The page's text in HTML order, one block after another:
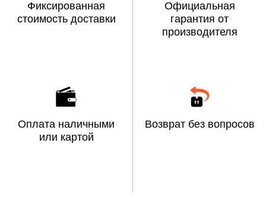
Фиксированная
стоимость доставки
Официальная
гарантия от
производителя
Оплата наличными
или картой
Возврат без вопросов